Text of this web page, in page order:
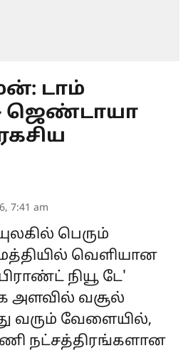
டாம்
7:41 am
பெரும்
மத்தியில் வெளியான
நியூ டே'
அளவில் வசூல்
வரும் வேளையில்,
நட்சத்திரங்களான